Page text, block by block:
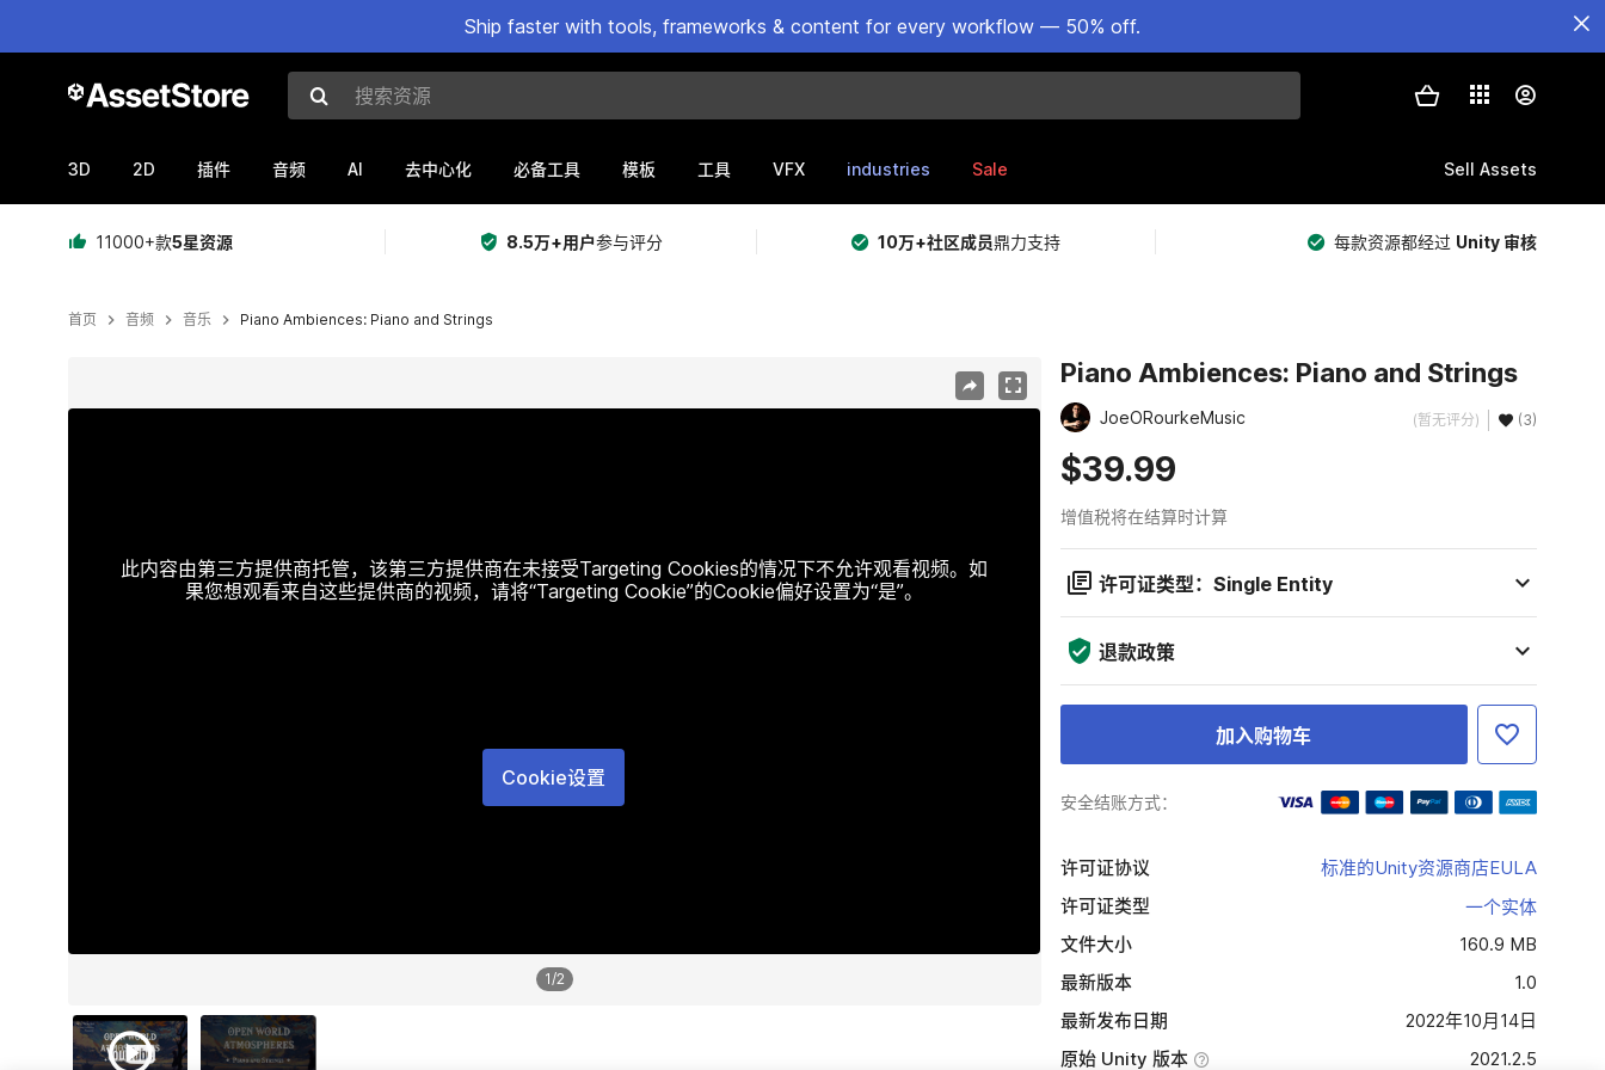
Ship faster with tools, frameworks & content for every workflow — 50% off.
搜索资源
3D 2D 插件 音频 AI 去中心化 必备工具 模板 工具 VFX industries Sale Sell Assets
11000+款5星资源 8.5万+用户参与评分 10万+社区成员鼎力支持 每款资源都经过 Unity 审核
首页 音频 音乐 Piano Ambiences: Piano and Strings
此内容由第三方提供商托管，该第三方提供商在未接受Targeting Cookies的情况下不允许观看视频。如
果您想观看来自这些提供商的视频，请将“Targeting Cookie”的Cookie偏好设置为“是”。
Cookie设置
1/2
Piano Ambiences: Piano and Strings
JoeORourkeMusic (暂无评分) (3)
$39.99
增值税将在结算时计算
许可证类型：Single Entity
退款政策
加入购物车
安全结账方式：
许可证协议
标准的Unity资源商店EULA
许可证类型
一个实体
文件大小
160.9 MB
最新版本
1.0
最新发布日期
2022年10月14日
原始 Unity 版本
2021.2.5